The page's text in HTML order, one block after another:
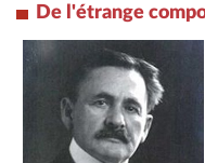
De l'étrange